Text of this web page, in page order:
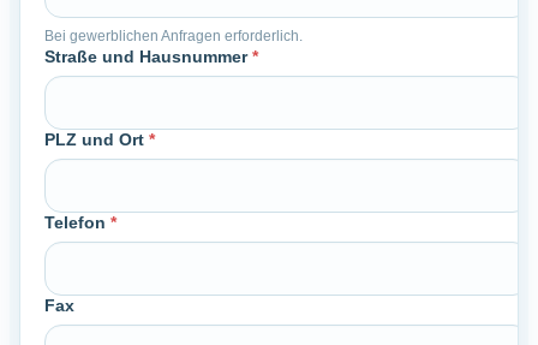
Bei gewerblichen Anfragen erforderlich.
Straße und Hausnummer*
PLZ und Ort *
Telefon *
Fax